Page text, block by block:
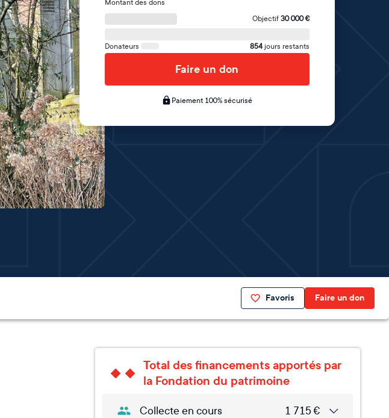
Montant des dons
Objectif 30 000€
Donateurs 854 jours restants
Faire un don
Paiement 100% sécurisé
Favoris Faire un don
Total des financements apportés par
la Fondation du patrimoine
Collecte en cours 1 715 €